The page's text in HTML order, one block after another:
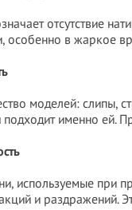
отсутствие
особенно в жаркое
моделей: слипы,
именно ей.
используемые при
и раздражений.